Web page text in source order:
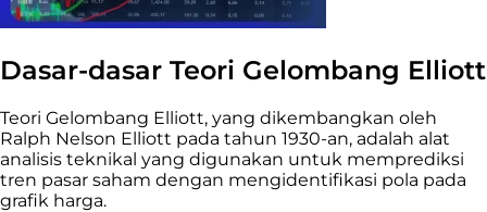
Dasar-dasar Teori Gelombang Elliott
Teori Gelombang Elliott, yang dikembangkan oleh
Ralph Nelson Elliott pada tahun 1930-an, adalah alat
analisis teknikal yang digunakan untuk memprediksi
tren pasar saham dengan mengidentifikasi pola pada
grafik harga.